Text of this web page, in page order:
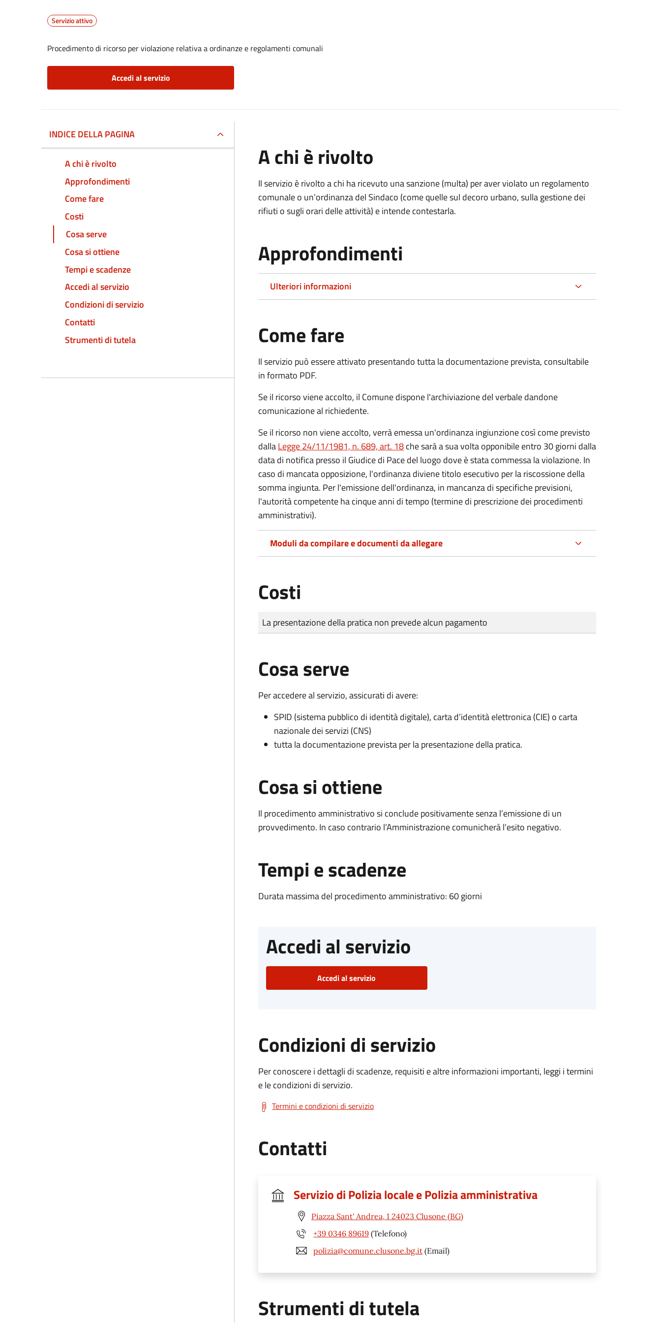
Servizio attivo
Procedimento di ricorso per violazione relativa a ordinanze e regolamenti comunali
Accedi al servizio
INDICE DELLA PAGINA
A chi è rivolto
Approfondimenti
Come fare
Costi
Cosa serve
Cosa si ottiene
Tempi e scadenze
Accedi al servizio
Condizioni di servizio
Contatti
Strumenti di tutela
A chi è rivolto
Il servizio è rivolto a chi ha ricevuto una sanzione (multa) per aver violato un regolamento
comunale o un’ordinanza del Sindaco (come quelle sul decoro urbano, sulla gestione dei
rifiuti o sugli orari delle attività) e intende contestarla.
Approfondimenti
Ulteriori informazioni
Come fare
Il servizio può essere attivato presentando tutta la documentazione prevista, consultabile
in formato PDF.
Se il ricorso viene accolto, il Comune dispone l'archiviazione del verbale dandone
comunicazione al richiedente.
Se il ricorso non viene accolto, verrà emessa un'ordinanza ingiunzione così come previsto
dallaLegge 24/11/1981, n. 689, art. 18che sarà a sua volta opponibile entro 30 giorni dalla
data di notifica presso il Giudice di Pace del luogo dove è stata commessa la violazione. In
caso di mancata opposizione, l'ordinanza diviene titolo esecutivo per la riscossione della
somma ingiunta. Per l'emissione dell'ordinanza, in mancanza di specifiche previsioni,
l'autorità competente ha cinque anni di tempo (termine di prescrizione dei procedimenti
amministrativi).
Moduli da compilare e documenti da allegare
Costi
Tipo di pagamento
Importo
La presentazione della pratica non prevede alcun pagamento
Cosa serve
Per accedere al servizio, assicurati di avere:
SPID (sistema pubblico di identità digitale), carta d’identità elettronica (CIE) o carta
nazionale dei servizi (CNS)
tutta la documentazione prevista per la presentazione della pratica.
Cosa si ottiene
Il procedimento amministrativo si conclude positivamente senza l’emissione di un
provvedimento. In caso contrario l’Amministrazione comunicherà l’esito negativo.
Tempi e scadenze
Durata massima del procedimento amministrativo: 60 giorni
Accedi al servizio
Accedi al servizio
Condizioni di servizio
Per conoscere i dettagli di scadenze, requisiti e altre informazioni importanti, leggi i termini
e le condizioni di servizio.
Termini e condizioni di servizio
Contatti
Servizio di Polizia locale e Polizia amministrativa
Piazza Sant' Andrea, 1 24023 Clusone (BG)
+39 0346 89619 (Telefono)
polizia@comune.clusone.bg.it (Email)
Strumenti di tutela